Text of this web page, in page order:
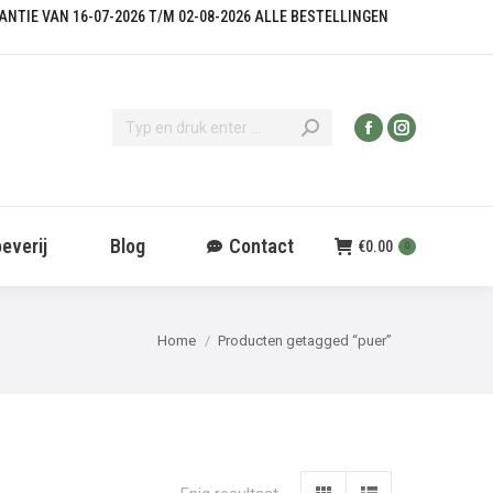
VAN 16-07-2026 T/M 02-08-2026 ALLE BESTELLINGEN
Blog Contact €0.00 0
Je bent hier:
Home Producten getagged “puer”